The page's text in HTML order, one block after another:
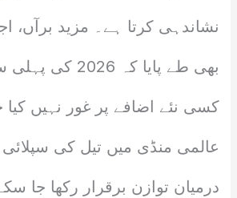
نشاندہی کرتا ہے۔ مزید برآں،
بھی طے پایا کہ
کسی نئے اضافے پر غور نہیں کیا
عالمی منڈی میں تیل کی
درمیان توازن برقرار رکھا جا